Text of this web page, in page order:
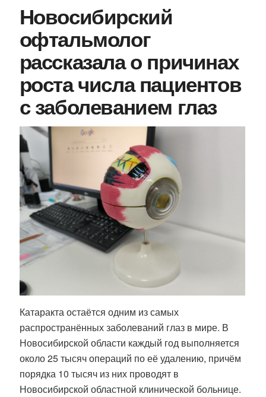
Новосибирский
офтальмолог
рассказала о причинах
роста числа пациентов
с заболеванием глаз
Катаракта остаётся одним из самых
распространённых заболеваний глаз в мире. В
Новосибирской области каждый год выполняется
около 25 тысяч операций по её удалению, причём
порядка 10 тысяч из них проводят в
Новосибирской областной клинической больнице.